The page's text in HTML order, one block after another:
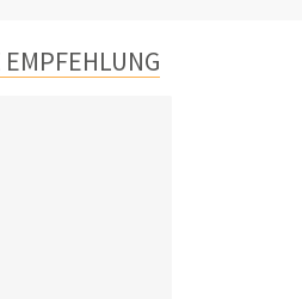
EMPFEHLUNG